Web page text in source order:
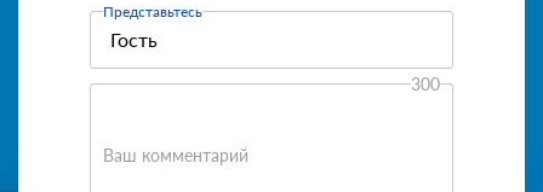
Представьтесь
Ваш комментарий
300